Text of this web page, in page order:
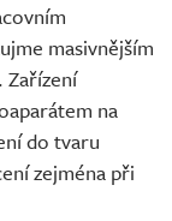
masivnějším
Zařízení
na
do tvaru
zejména při